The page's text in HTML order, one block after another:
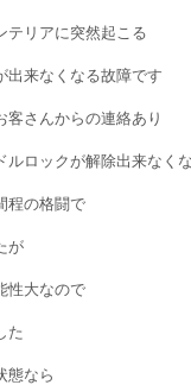
テリアに突然起こる
出来なくなる故障です
客さんからの連絡あり
ルロックが解除出来なくな
程の格闘で
が
性大なので
た
態なら